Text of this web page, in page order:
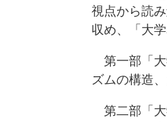
視点から読
収め、「大
第一部「大
ズムの構造
第二部「大